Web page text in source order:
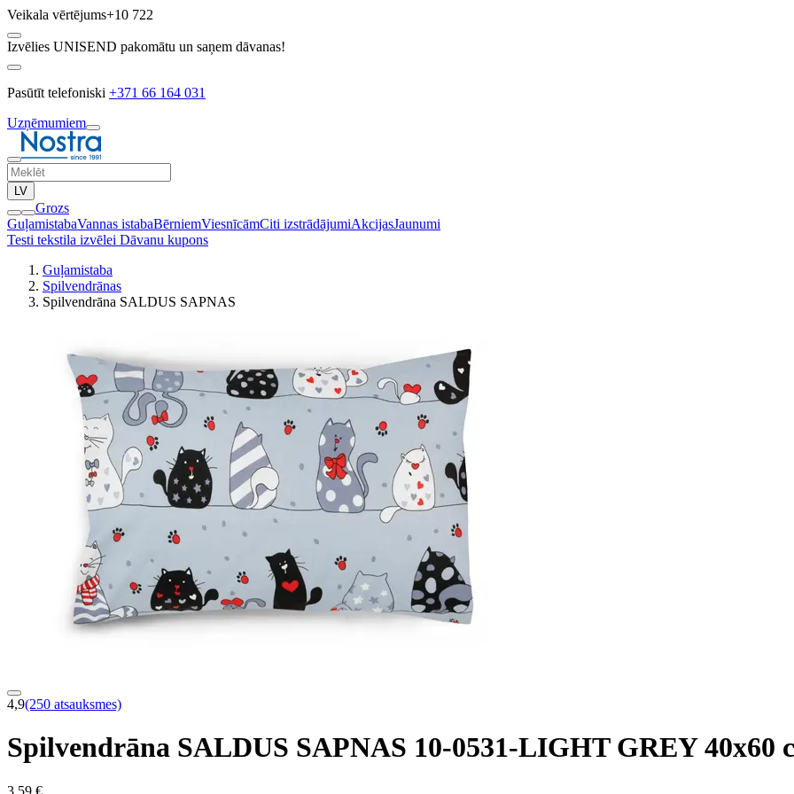
Veikala vērtējums+10 722
Izvēlies UNISEND pakomātu un saņem dāvanas!
Pasūtīt telefoniski +371 66 164 031
Uzņēmumiem
LV
Grozs
GuļamistabaVannas istabaBērniemViesnīcāmCiti izstrādājumiAkcijasJaunumi
Testi tekstila izvēlei Dāvanu kupons
Guļamistaba
Spilvendrānas
Spilvendrāna SALDUS SAPNAS
4,9(250 atsauksmes)
Spilvendrāna SALDUS SAPNAS 10-0531-LIGHT GREY 40x60
3,59 €